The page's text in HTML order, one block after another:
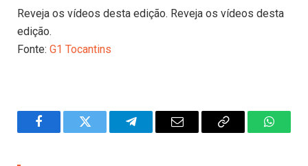
Reveja os vídeos desta edição. Reveja os vídeos desta
edição.
Fonte: G1 Tocantins
FacebookTwitter TelegramEmail
Copy